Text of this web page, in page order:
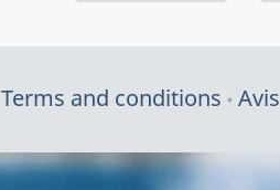
Terms and conditions Avis